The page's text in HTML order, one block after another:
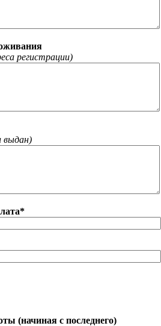
регистрации)
выдан)
(начиная с последнего)